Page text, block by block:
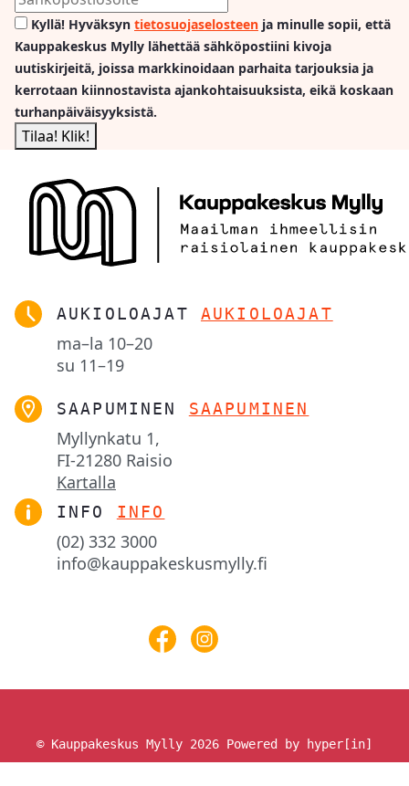
Kyllä! Hyväksyn tietosuojaselosteen ja minulle sopii, että
Kauppakeskus Mylly lähettää sähköpostiini kivoja
uutiskirjeitä, joissa markkinoidaan parhaita tarjouksia ja
kerrotaan kiinnostavista ajankohtaisuuksista, eikä koskaan
turhanpäiväisyyksistä.
AUKIOLOAJAT AUKIOLOAJAT
ma–la 10–20
su 11–19
SAAPUMINEN SAAPUMINEN
Myllynkatu 1,
FI-21280 Raisio
Kartalla
INFO INFO
(02) 332 3000
info@kauppakeskusmylly.fi
© Kauppakeskus Mylly 2026 Powered by hyper[in]